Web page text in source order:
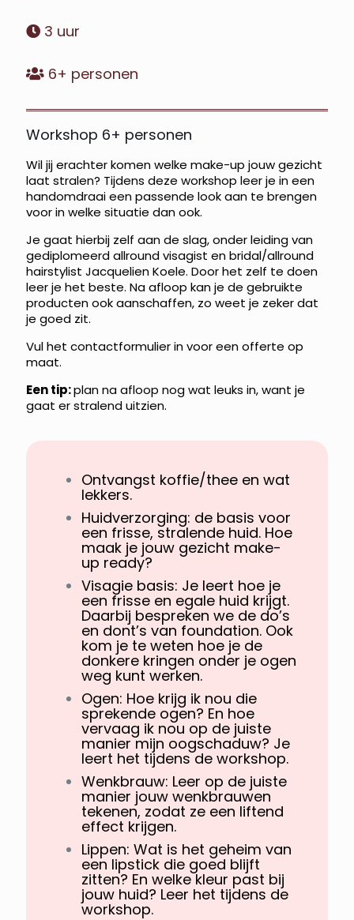
3 uur
6+ personen
Workshop 6+ personen
Wil jij erachter komen welke make-up jouw gezicht
laat stralen? Tijdens deze workshop leer je in een
handomdraai een passende look aan te brengen
voor in welke situatie dan ook.
Je gaat hierbij zelf aan de slag, onder leiding van
gediplomeerd allround visagist en bridal/allround
hairstylist Jacquelien Koele. Door het zelf te doen
leer je het beste. Na afloop kan je de gebruikte
producten ook aanschaffen, zo weet je zeker dat
je goed zit.
Vul het contactformulier in voor een offerte op
maat.
Een tip:plan na afloop nog wat leuks in, want je
gaat er stralend uitzien.
Ontvangst koffie/thee en wat
lekkers.
Huidverzorging: de basis voor
een frisse, stralende huid. Hoe
maak je jouw gezicht make-
up ready?
Visagie basis: Je leert hoe je
een frisse en egale huid krijgt.
Daarbij bespreken we de do’s
en dont’s van foundation. Ook
kom je te weten hoe je de
donkere kringen onder je ogen
weg kunt werken.
Ogen: Hoe krijg ik nou die
sprekende ogen? En hoe
vervaag ik nou op de juiste
manier mijn oogschaduw? Je
leert het tijdens de workshop.
Wenkbrauw: Leer op de juiste
manier jouw wenkbrauwen
tekenen, zodat ze een liftend
effect krijgen.
Lippen: Wat is het geheim van
een lipstick die goed blijft
zitten? En welke kleur past bij
jouw huid? Leer het tijdens de
workshop.